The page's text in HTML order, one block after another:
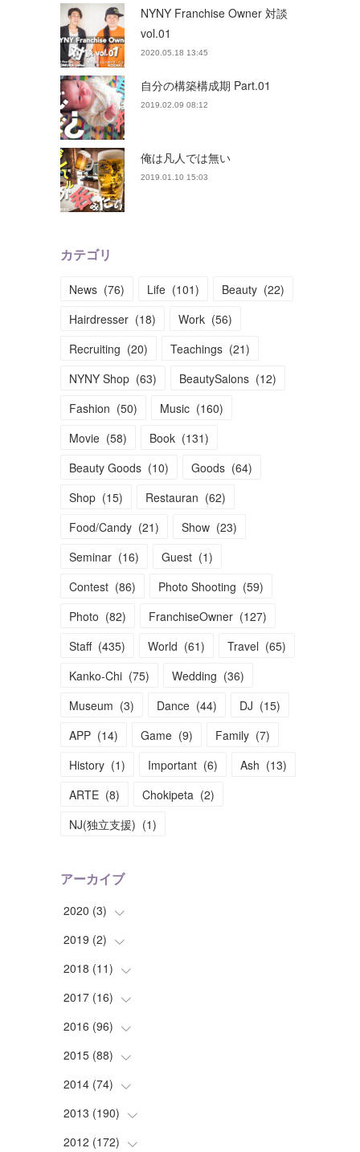
NYNY Franchise Owner 対談
vol.01
2020.05.18 13:45
自分の構築構成期 Part.01
2019.02.09 08:12
俺は凡人では無い
2019.01.10 15:03
カテゴリ
News (76) Life (101) Beauty (22)
Hairdresser (18) Work (56)
Recruiting (20) Teachings (21)
NYNY Shop (63) BeautySalons (12)
Fashion (50) Music (160)
Movie (58) Book (131)
Beauty Goods (10) Goods (64)
Shop (15) Restauran (62)
Food/Candy (21) Show (23)
Seminar (16) Guest (1)
Contest (86) Photo Shooting (59)
Photo (82) FranchiseOwner (127)
Staff (435) World (61) Travel (65)
Kanko-Chi (75) Wedding (36)
Museum (3) Dance (44) DJ (15)
APP (14) Game (9) Family (7)
History (1) Important (6) Ash (13)
ARTE (8) Chokipeta (2)
NJ(独立支援) (1)
アーカイブ
2020 (3)
(1
( 1)
(1)
2019 (2)
( 1)
(1)
2018 (11)
(2)
(1)
(1)
(1)
(3)
(2)
2017 (16)
(1)
(2)
(1)
(3)
(1)
2016 (96)
(2)
(5)
(6)
(3)
2015 (88)
(4)
(7)
(6)
2014 (74)
(9)
(14)
2013 (190)
(17)
2012 (172)